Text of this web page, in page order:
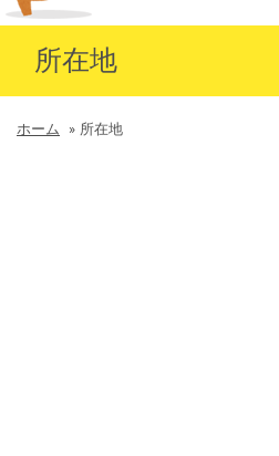
所在地
ホーム » 所在地